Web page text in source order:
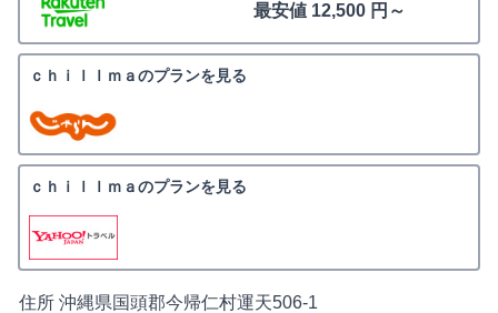
最安値 12,500 円～
ｃｈｉｌｌｍａのプランを見る
ｃｈｉｌｌｍａのプランを見る
住所 沖縄県国頭郡今帰仁村運天506-1